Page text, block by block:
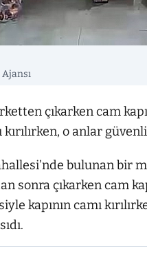
çıkarken cam
kırılırken, o anlar
bulunan bir
sonra çıkarken cam
kapının camı